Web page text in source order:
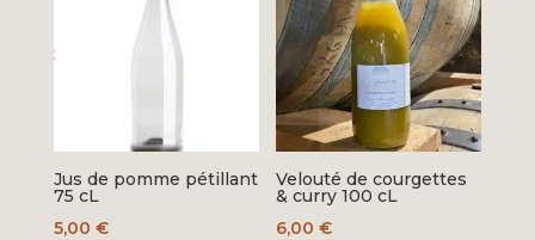
Jus de pomme pétillant
75 cL
5,00 €
Velouté de courgettes
& curry 100 cL
6,00€